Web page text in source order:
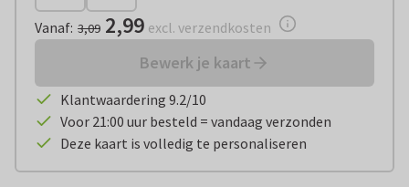
Vanaf: 3,09 2,99 excl. verzendkosten
Bewerk je kaart
Klantwaardering 9.2/10
Voor 21:00 uur besteld = vandaag verzonden
Deze kaart is volledig te personaliseren